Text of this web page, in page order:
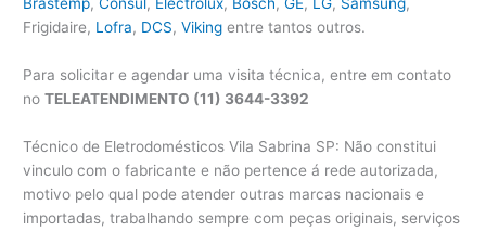
Frigidaire, Lofra, DCS,Viking entre tantos outros.
Para solicitar e agendar uma visita técnica, entre em contato
noTELEATENDIMENTO (11) 3644-3392
Técnico de Eletrodomésticos Vila Sabrina SP: Não constitui
vinculo com o fabricante e não pertence á rede autorizada,
motivo pelo qual pode atender outras marcas nacionais e
importadas, trabalhando sempre com peças originais, serviços